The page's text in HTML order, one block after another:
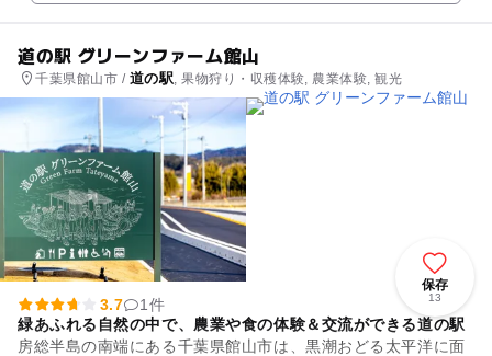
道の駅 グリーンファーム館山
千葉県館山市 / 道の駅, 果物狩り・収穫体験, 農業体験, 観光
保存
13
3.7
1件
緑あふれる自然の中で、農業や食の体験＆交流ができる道の駅
房総半島の南端にある千葉県館山市は、黒潮おどる太平洋に面